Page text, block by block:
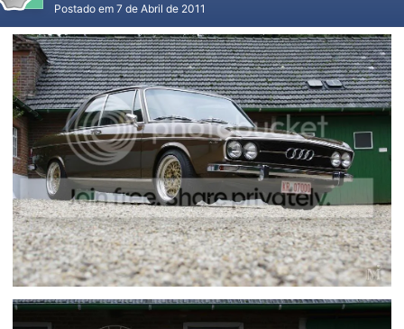
Postado em 7 de Abril de 2011